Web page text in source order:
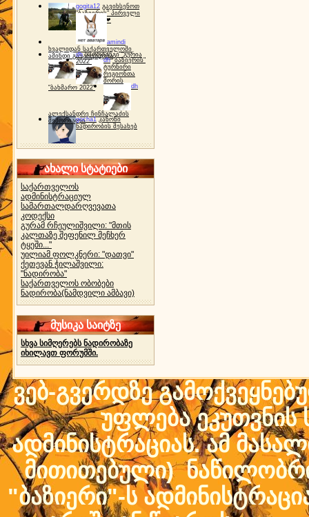
gogita12 გავიხსენოთ
"ბაზიერის" პირველი
ტურნირი ❤
amindi
ხვალიდან საქართველოში
ამინდი გაუარესდება
dh სპორტინგი "გურია
2022"
dh "ბაზიერის"
ტურნირი
რეგიონთა
შორის
"ბახმარო 2022"
dh
ალექსანდრე ჩინჩალაძის
მემორიალიgocha1 კანონი
ნადირობის შესახებ
ახალი სტატიები
საქართველოს
ადმინისტრაციულ
სამართალდარღვევათა
კოდექსი
გურამ რჩეულიშვილი: "მთის
კალთაზე შეფენილ მეჩხერ
ტყეში..."
უილიამ ფოლკნერი: "დათვი"
ქეთევან ჭილაშვილი:
"ნადირობა"
საქართველოს ობობები
ნადირობა(ნამდვილი ამბავი)
მუსიკა საიტზე
სხვა სიმღერებს ნადირობაზე
იხილავთ ფორუმში.
ვებ-გვერდზე
უფლება ეკუთვნის
ადმინისტრაციას. ამ
მითითებული)
"ბაზიერი"-ს